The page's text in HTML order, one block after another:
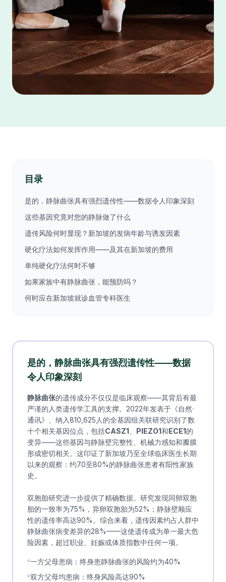
目录
是的，静脉曲张具有强烈遗传性——数据令人印象深刻
这些基因究竟对您的静脉做了什么
遗传风险何时显现？新加坡的发病年龄与诱发因素
硬化疗法如何发挥作用——及其在新加坡的费用
单纯硬化疗法何时不够
如果家族中有静脉曲张，能预防吗？
何时应在新加坡就诊血管专科医生
是的，静脉曲张具有强烈遗传性——数据
令人印象深刻
静脉曲张的遗传成分不仅仅是临床观察——其背后有最
严谨的人类遗传学工具的支撑。2022年发表于《自然·
通讯》、纳入810,625人的全基因组关联研究识别了数
十个相关基因位点，包括CASZ1 PIEZO1和ECE1的
变异——这些基因与静脉壁完整性、机械力感知和瓣膜
形成密切相关。这印证了新加坡乃至全球临床医生长期
以来的观察：约70至80%的静脉曲张患者有阳性家族
史。
双胞胎研究进一步提供了精确数据。研究发现同卵双胞
胎的一致率为75%，异卵双胞胎为52%；静脉壁顺应
性的遗传率高达90%。综合来看，遗传因素约占人群中
静脉曲张病变差异的28%——这使遗传成为单一最大危
险因素，超过职业、妊娠或体质指数中任何一项。
一方父母患病：终身患静脉曲张的风险约为40%
双方父母均患病：终身风险高达90%